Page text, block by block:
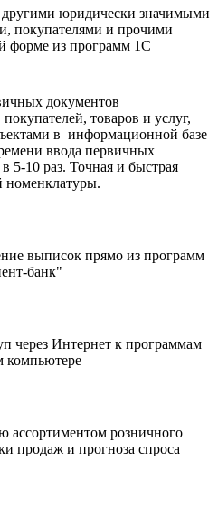
юридически значимыми
покупателями и прочими
форме из программ 1С
документов
товаров и услуг,
в информационной базе
ввода первичных
5-10 раз. Точная и быстрая
номенклатуры.
выписок прямо из программ
банк"
через Интернет к программам
компьютере
ассортиментом розничного
продаж и прогноза спроса